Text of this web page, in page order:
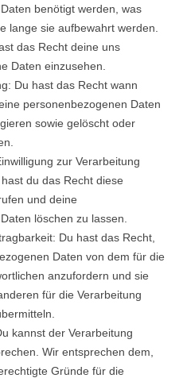
benötigt werden, was
lange sie aufbewahrt werden.
das Recht deine uns
Daten einzusehen.
Du hast das Recht wann
personenbezogenen Daten
sowie gelöscht oder
zur Verarbeitung
du das Recht diese
und deine
löschen zu lassen.
Du hast das Recht,
Daten von dem für die
anzufordern und sie
für die Verarbeitung
kannst der Verarbeitung
Wir entsprechen dem,
Gründe für die